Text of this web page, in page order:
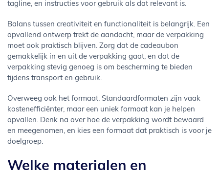
tagline, en instructies voor gebruik als dat relevant is.
Balans tussen creativiteit en functionaliteit is belangrijk. Een
opvallend ontwerp trekt de aandacht, maar de verpakking
moet ook praktisch blijven. Zorg dat de cadeaubon
gemakkelijk in en uit de verpakking gaat, en dat de
verpakking stevig genoeg is om bescherming te bieden
tijdens transport en gebruik.
Overweeg ook het formaat. Standaardformaten zijn vaak
kostenefficiënter, maar een uniek formaat kan je helpen
opvallen. Denk na over hoe de verpakking wordt bewaard
en meegenomen, en kies een formaat dat praktisch is voor je
doelgroep.
Welke materialen en